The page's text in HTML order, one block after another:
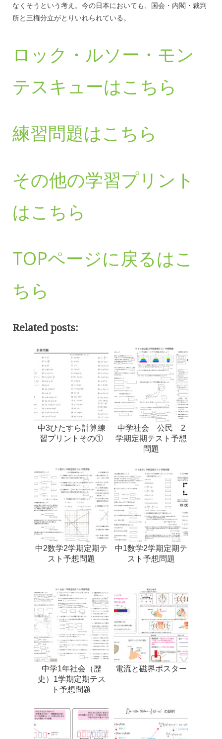
なくそうという考え。今の日本においても、国会・内閣・裁判
所と三権分立がとりいれられている。
ロック・ルソー・モン
テスキューはこちら
練習問題はこちら
その他の学習プリント
はこちら
TOPページに戻るはこ
ちら
Related posts:
中3ひたすら計算練
習プリントその①
中学社会 公民 2
学期定期テスト予想
問題
中2数学2学期定期テ
スト予想問題
中1数学2学期定期テ
スト予想問題
中学1年社会（歴
史）1学期定期テス
ト予想問題
電流と磁界ポスター